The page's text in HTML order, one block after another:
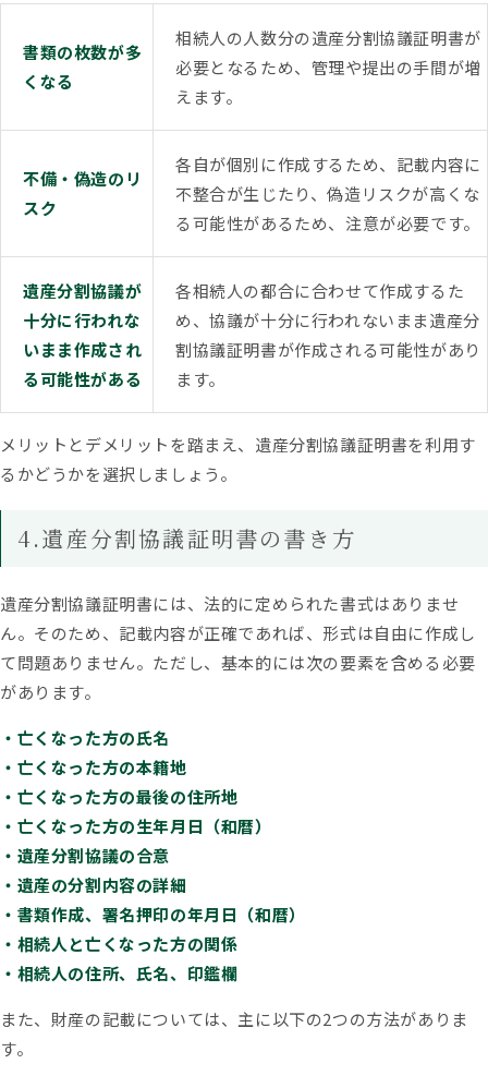
書類の枚数が多
くなる
相続人の人数分の遺産分割協議証明書が
必要となるため、管理や提出の手間が増
えます。
不備・偽造のリ
スク
各自が個別に作成するため、記載内容に
不整合が生じたり、偽造リスクが高くな
る可能性があるため、注意が必要です。
遺産分割協議が
十分に行われな
いまま作成され
る可能性がある
各相続人の都合に合わせて作成するた
め、協議が十分に行われないまま遺産分
割協議証明書が作成される可能性があり
ます。
メリットとデメリットを踏まえ、遺産分割協議証明書を利用す
るかどうかを選択しましょう。
4.遺産分割協議証明書の書き方
遺産分割協議証明書には、法的に定められた書式はありませ
ん。そのため、記載内容が正確であれば、形式は自由に作成し
て問題ありません。ただし、基本的には次の要素を含める必要
があります。
・亡くなった方の氏名
・亡くなった方の本籍地
・亡くなった方の最後の住所地
・亡くなった方の生年月日（和暦）
・遺産分割協議の合意
・遺産の分割内容の詳細
・書類作成、署名押印の年月日（和暦）
・相続人と亡くなった方の関係
・相続人の住所、氏名、印鑑欄
また、財産の記載については、主に以下の2つの方法がありま
す。